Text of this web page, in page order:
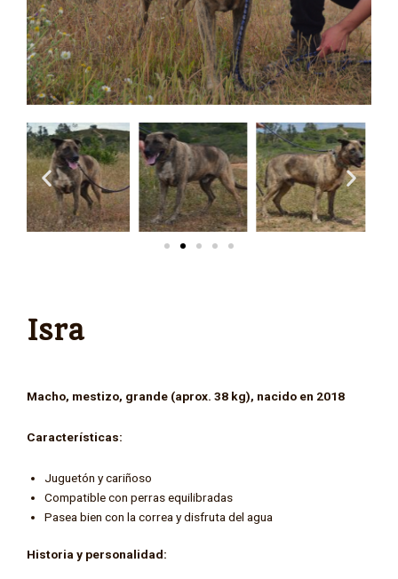
Isra
Macho, mestizo, grande (aprox. 38 kg), nacido en 2018
Características:
Juguetón y cariñoso
Compatible con perras equilibradas
Pasea bien con la correa y disfruta del agua
Historia y personalidad: